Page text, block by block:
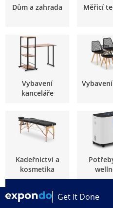
Dům a zahrada Měřicí
Vybavení
kanceláře
Kadeřnictví a
kosmetika
Get It Done